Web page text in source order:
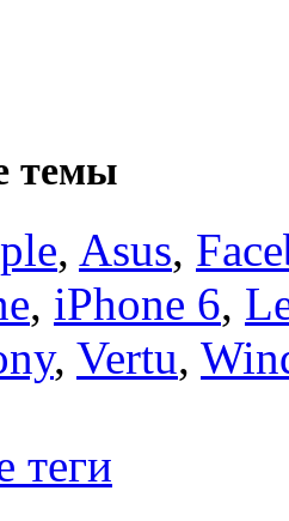
темы
, Asus,
, iPhone 6,
, Vertu,
теги